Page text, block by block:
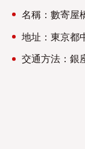
名稱：數寄屋
地址：東京都
交通方法：銀